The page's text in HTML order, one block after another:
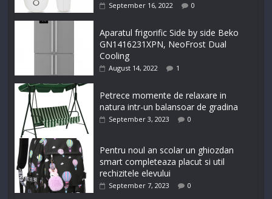
September 16, 2022 0
Aparatul frigorific Side by side Beko
GN1416231XPN, NeoFrost Dual
Cooling
August 14, 2022 1
Petrece momente de relaxare in
natura intr-un balansoar de gradina
September 3, 2023 0
Pentru noul an scolar un ghiozdan
smart completeaza placut si util
rechizitele elevului
September 7, 2023 0